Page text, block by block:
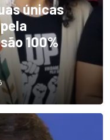
únicas
100%